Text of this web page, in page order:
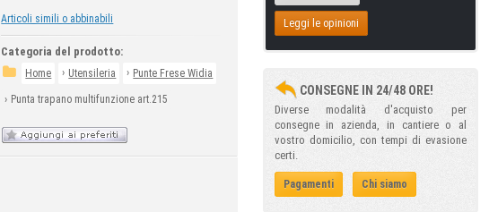
Articoli simili o abbinabili
Categoria del prodotto:
Home › Utensileria › Punte Frese Widia
› Punta trapano multifunzione art.215
Leggi le opinioni
CONSEGNE IN 24/48 ORE!
Diverse modalità d'acquisto per
consegne in azienda, in cantiere o al
vostro domicilio, con tempi di evasione
certi.
Pagamenti Chi siamo